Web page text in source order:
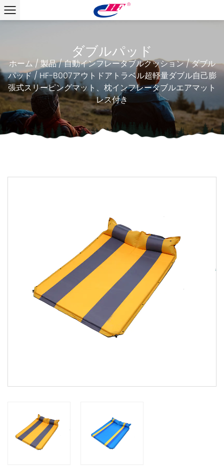
ダブルパッド
ホーム /製品/自動インフレータブルクッション/ダブル
パッド/HF-B007アウトドアトラベル超軽量ダブル自己膨
張式スリーピングマット、枕インフレータブルエアマット
レス付き